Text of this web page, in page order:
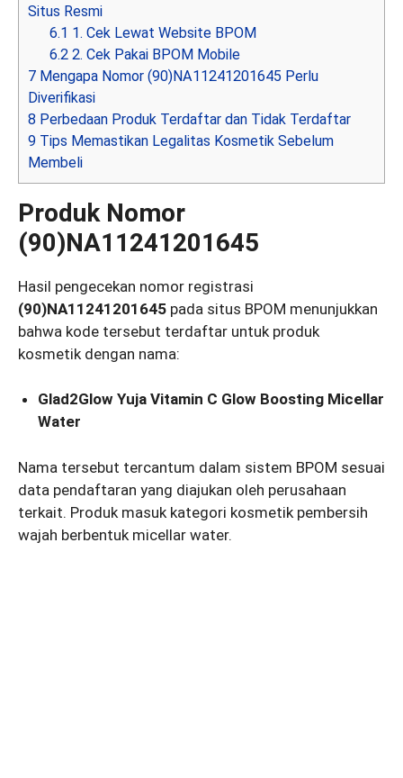
Situs Resmi
6.1 1. Cek Lewat Website BPOM
6.2 2. Cek Pakai BPOM Mobile
7 Mengapa Nomor (90)NA11241201645 Perlu
Diverifikasi
8 Perbedaan Produk Terdaftar dan Tidak Terdaftar
9 Tips Memastikan Legalitas Kosmetik Sebelum
Membeli
Produk Nomor
(90)NA11241201645
Hasil pengecekan nomor registrasi
(90)NA11241201645 pada situs BPOM menunjukkan
bahwa kode tersebut terdaftar untuk produk
kosmetik dengan nama:
Glad2Glow Yuja Vitamin C Glow Boosting Micellar
Water
Nama tersebut tercantum dalam sistem BPOM sesuai
data pendaftaran yang diajukan oleh perusahaan
terkait. Produk masuk kategori kosmetik pembersih
wajah berbentuk micellar water.